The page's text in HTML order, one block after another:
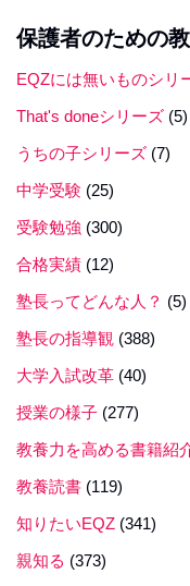
保護者のための
EQZには無いものシリ
That's doneシリーズ (5)
うちの子シリーズ (7)
中学受験 (25)
受験勉強 (300)
合格実績 (12)
塾長ってどんな人？ (5)
塾長の指導観 (388)
大学入試改革 (40)
授業の様子 (277)
教養力を高める書籍紹
教養読書 (119)
知りたいEQZ (341)
親知る (373)